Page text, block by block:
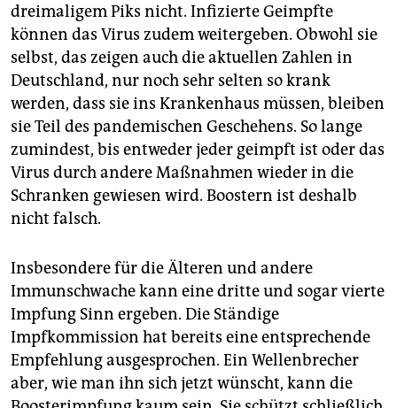
dreimaligem Piks nicht. Infizierte Geimpfte
können das Virus zudem weitergeben. Obwohl sie
selbst, das zeigen auch die aktuellen Zahlen in
Deutschland, nur noch sehr selten so krank
werden, dass sie ins Krankenhaus müssen, bleiben
sie Teil des pandemischen Geschehens. So lange
zumindest, bis entweder jeder geimpft ist oder das
Virus durch andere Maßnahmen wieder in die
Schranken gewiesen wird. Boostern ist deshalb
nicht falsch.
Insbesondere für die Älteren und andere
Immunschwache kann eine dritte und sogar vierte
Impfung Sinn ergeben. Die Ständige
Impfkommission hat bereits eine entsprechende
Empfehlung ausgesprochen. Ein Wellenbrecher
aber, wie man ihn sich jetzt wünscht, kann die